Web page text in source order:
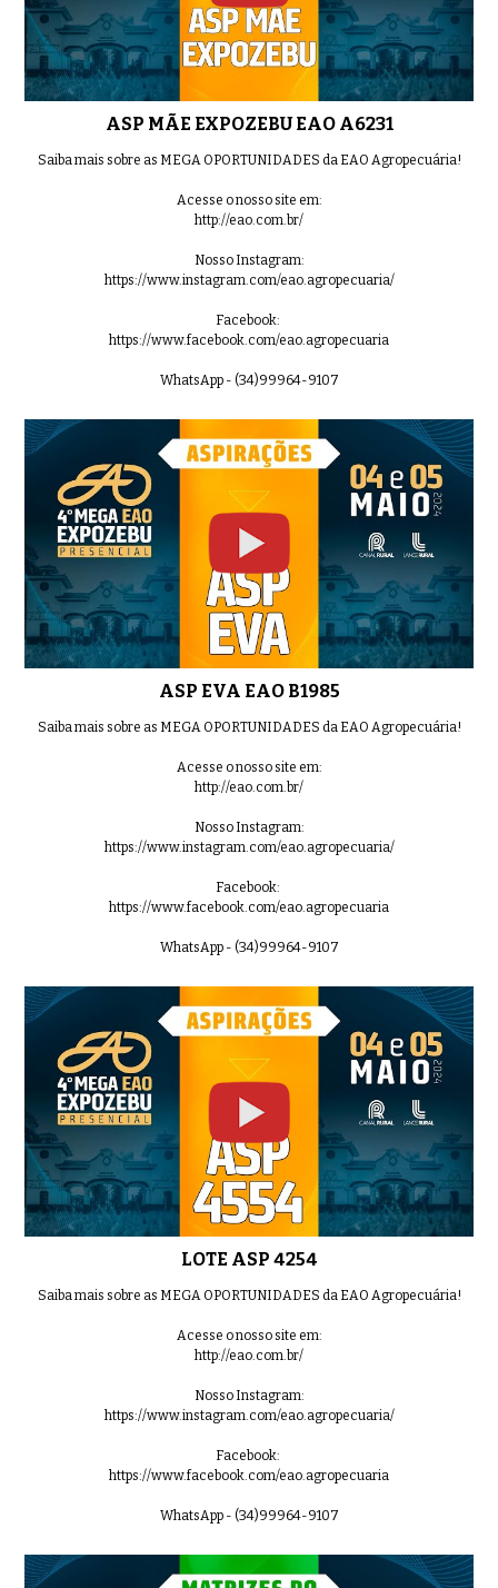
3912 C PROG
LOTE 4000 EAO C128
01:17 LOTE 5000 EAON 5931
0:56 LOTE 03 EAON 5984
0:44 LOTE 04 EAON 5788
0:39 LOTE 05 EAON 5773
0:53 LOTE 07 EAO C28
ASP MÃE EXPOZEBU EAO A6231
Saiba mais sobre as MEGA OPORTUNIDADES da EAO Agropecuária!
Acesse o nosso site em:
http://eao.com.br/
Nosso Instagram:
https://www.instagram.com/eao.agropecuaria/
Facebook:
https://www.facebook.com/eao.agropecuaria
WhatsApp - (34)99964-9107
ASP EVA EAO B1985
Saiba mais sobre as MEGA OPORTUNIDADES da EAO Agropecuária!
Acesse o nosso site em:
http://eao.com.br/
Nosso Instagram:
https://www.instagram.com/eao.agropecuaria/
Facebook:
https://www.facebook.com/eao.agropecuaria
WhatsApp - (34)99964-9107
LOTE ASP 4254
Saiba mais sobre as MEGA OPORTUNIDADES da EAO Agropecuária!
Acesse o nosso site em:
http://eao.com.br/
Nosso Instagram:
https://www.instagram.com/eao.agropecuaria/
Facebook:
https://www.facebook.com/eao.agropecuaria
WhatsApp - (34)99964-9107